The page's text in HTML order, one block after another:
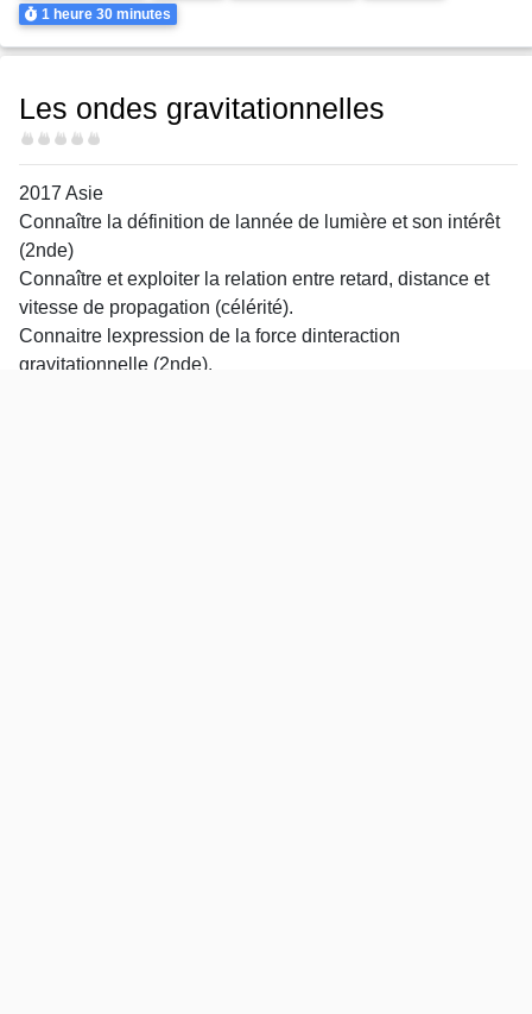
Durée
1 heure 30 minutes
Les ondes gravitationnelles
Difficulté
2017 Asie
Connaître la définition de lannée de lumière et son intérêt
(2nde)
Connaître et exploiter la relation entre retard, distance et
vitesse de propagation (célérité).
Connaitre lexpression de la force dinteraction
gravitationnelle (2nde).